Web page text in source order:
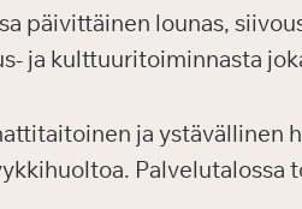
päivittäinen lounas,
ja kulttuuritoiminnasta
ja